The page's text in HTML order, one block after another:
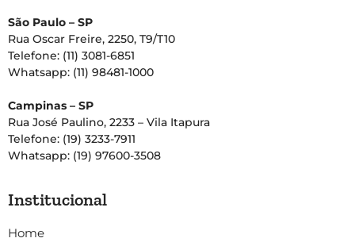
São Paulo – SP
Rua Oscar Freire, 2250, T9/T10
Telefone: (11) 3081-6851
Whatsapp: (11) 98481-1000
Campinas – SP
Rua José Paulino, 2233 – Vila Itapura
Telefone: (19) 3233-7911
Whatsapp: (19) 97600-3508
Institucional
Home